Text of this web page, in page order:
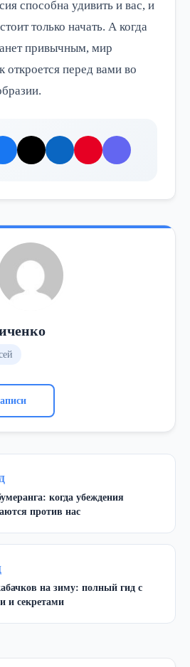
способна удивить и вас, и
только начать. А когда
привычным, мир
откроется перед вами во
когда убеждения
против нас
на зиму: полный гид с
и секретами